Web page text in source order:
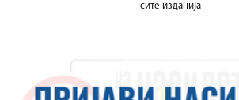
сите изданија